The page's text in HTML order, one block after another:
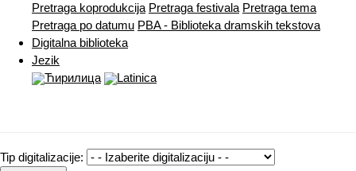
Pretraga koprodukcija Pretraga festivala Pretraga tema
Pretraga po datumu PBA - Biblioteka dramskih tekstova
Digitalna biblioteka
Jezik
Ћирилица
Latinica
Tip digitalizacije: